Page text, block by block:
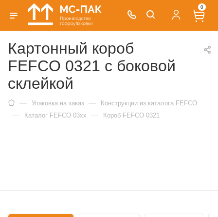
0
Картонный короб
FEFCO 0321 с боковой
склейкой
— Упаковка на заказ — Конструкции из каталога FEFCO
— Каталог FEFCO 03xx — Короб FEFCO 0321